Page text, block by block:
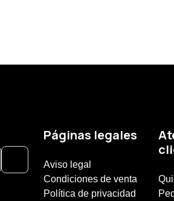
Páginas legales
Aviso legal
Condiciones de venta
Política de privacidad